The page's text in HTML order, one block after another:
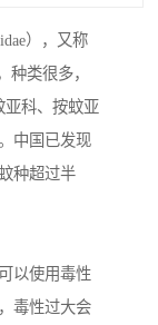
），又称
种类很多，
亚科、按蚊亚
中国已发现
种超过半
以使用毒性
毒性过大会